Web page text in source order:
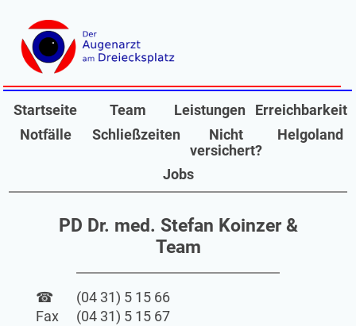
Startseite Team Leistungen
Erreichbarkeit
Notfälle
Schließzeiten
Nicht
versichert?
Helgoland
Jobs
PD Dr. med. Stefan Koinzer &
Team
☎
(04 31) 5 15 66
Fax
(04 31) 5 15 67